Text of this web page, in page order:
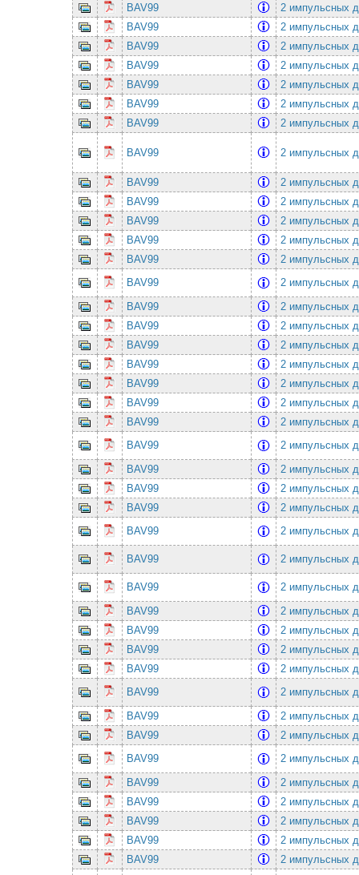
BAV99
2 импульсных
BAV99
2 импульсных
BAV99
2 импульсных
BAV99
2 импульсных
BAV99
2 импульсных
BAV99
2 импульсных
BAV99
2 импульсных
BAV99 2 импульсных
BAV99
2 импульсных
BAV99
2 импульсных
BAV99
2 импульсных
BAV99
2 импульсных
BAV99
2 импульсных
BAV99
2 импульсных
BAV99
2 импульсных
BAV99
2 импульсных
BAV99
2 импульсных
BAV99
2 импульсных
BAV99
2 импульсных
BAV99
2 импульсных
BAV99
2 импульсных
BAV99
2 импульсных
BAV99
2 импульсных
BAV99
2 импульсных
BAV99
2 импульсных
BAV99
2 импульсных
BAV99 2 импульсных
BAV99
2 импульсных
BAV99
2 импульсных
BAV99
2 импульсных
BAV99
2 импульсных
BAV99
2 импульсных
BAV99
2 импульсных
BAV99
2 импульсных
BAV99
2 импульсных
BAV99
2 импульсных
BAV99
2 импульсных
BAV99
2 импульсных
BAV99
2 импульсных
BAV99
2 импульсных
BAV99
2 импульсных